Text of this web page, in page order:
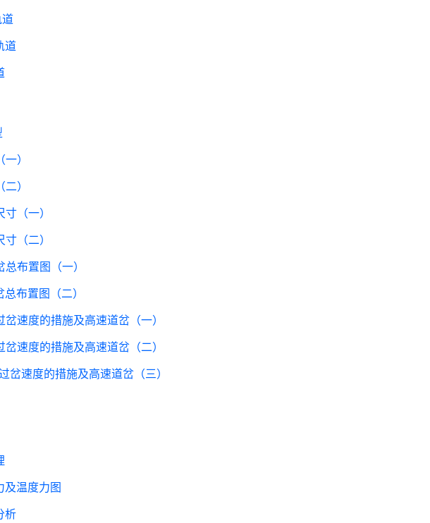
道
）
）
（一）
（二）
布置图（一）
布置图（二）
速度的措施及高速道岔（一）
速度的措施及高速道岔（二）
岔速度的措施及高速道岔（三）
及温度力图
析